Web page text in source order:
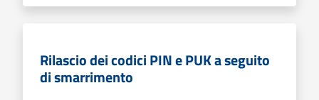
Rilascio dei codici PIN e PUK a seguito
di smarrimento